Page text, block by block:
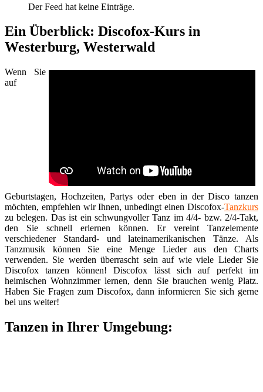
Der Feed hat keine Einträge.
Ein Überblick: Discofox-Kurs in
Westerburg, Westerwald
Wenn Sie
auf
Geburtstagen, Hochzeiten, Partys oder eben in der Disco tanzen
möchten, empfehlen wir Ihnen, unbedingt einen Discofox-Tanzkurs
zu belegen. Das ist ein schwungvoller Tanz im 4/4- bzw. 2/4-Takt,
den Sie schnell erlernen können. Er vereint Tanzelemente
verschiedener Standard- und lateinamerikanischen Tänze. Als
Tanzmusik können Sie eine Menge Lieder aus den Charts
verwenden. Sie werden überrascht sein auf wie viele Lieder Sie
Discofox tanzen können! Discofox lässt sich auf perfekt im
heimischen Wohnzimmer lernen, denn Sie brauchen wenig Platz.
Haben Sie Fragen zum Discofox, dann informieren Sie sich gerne
bei uns weiter!
Tanzen in Ihrer Umgebung: